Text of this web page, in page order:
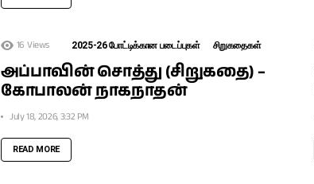
16 Views 2025-26 போட்டிக்கான படைப்புகள் சிறுகதைகள்
அப்பாவின் சொத்து (சிறுகதை) –
கோபாலன் நாகநாதன்
July 18, 2026, 3:32 PM
READ MORE